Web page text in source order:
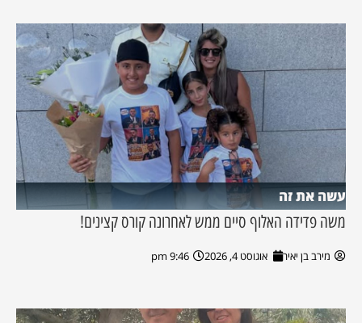
עשה את זה
משה פדידה האלוף סיים ממש לאחרונה קורס קצינים!
מירב בן יאיר אוגוסט 4, 2026 9:46 pm